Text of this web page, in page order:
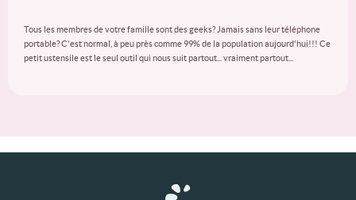
Tous les membres de votre famille sont des geeks? Jamais sans leur téléphone
portable? C'est normal, à peu près comme 99% de la population aujourd'hui!!! Ce
petit ustensile est le seul outil qui nous suit partout... vraiment partout...